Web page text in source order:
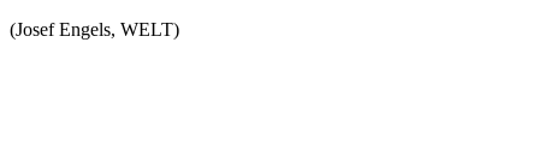
(Josef Engels, WELT)